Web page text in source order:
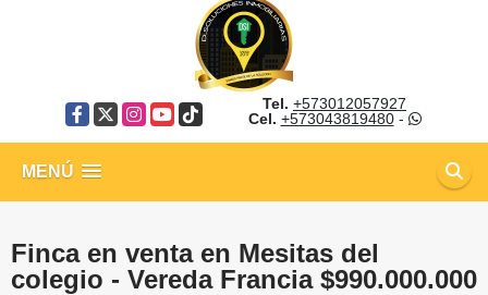
Facebook
X Instagram
YouTube
TikTok
Tel. +573012057927
Cel. +573043819480-
MENÚ
Finca en venta en Mesitas del
colegio - Vereda Francia $990.000.000